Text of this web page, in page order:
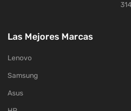
Las Mejores Marcas
Lenovo
Samsung
Asus